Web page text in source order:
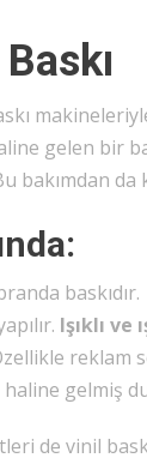
gelen bir
bakımdan
Işıklı ve
reklam
gelmiş
de vinil